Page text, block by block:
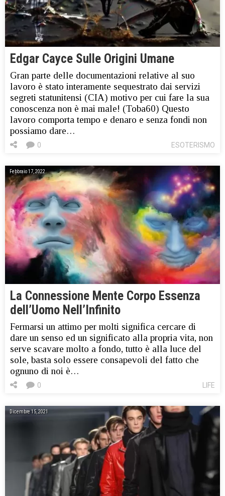
Edgar Cayce Sulle Origini Umane
Gran parte delle documentazioni relative al suo
lavoro è stato interamente sequestrato dai servizi
segreti statunitensi (CIA) motivo per cui fare la sua
conoscenza non è mai male! (Toba60) Questo
lavoro comporta tempo e denaro e senza fondi non
possiamo dare…
ESOTERISMO
0
Febbraio 17, 2022
La Connessione Mente Corpo Essenza
dell’Uomo Nell’Infinito
Fermarsi un attimo per molti significa cercare di
dare un senso ed un significato alla propria vita, non
serve scavare molto a fondo, tutto è alla luce del
sole, basta solo essere consapevoli del fatto che
ognuno di noi è…
LIFE
0
Dicembre 15, 2021